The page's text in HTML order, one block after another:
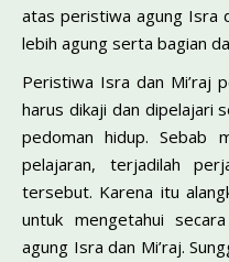
atas peristiwa agung Isra
lebih agung serta bagian
Peristiwa Isra dan Mi’raj
harus dikaji dan dipelajari
pedoman hidup. Sebab
pelajaran, terjadilah
tersebut. Karena itu
untuk mengetahui
agung Isra dan Mi’raj.